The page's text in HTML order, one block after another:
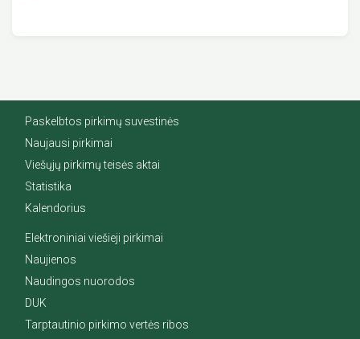
Paskelbtos pirkimų suvestinės
Naujausi pirkimai
Viešųjų pirkimų teisės aktai
Statistika
Kalendorius
Elektroniniai viešieji pirkimai
Naujienos
Naudingos nuorodos
DUK
Tarptautinio pirkimo vertės ribos